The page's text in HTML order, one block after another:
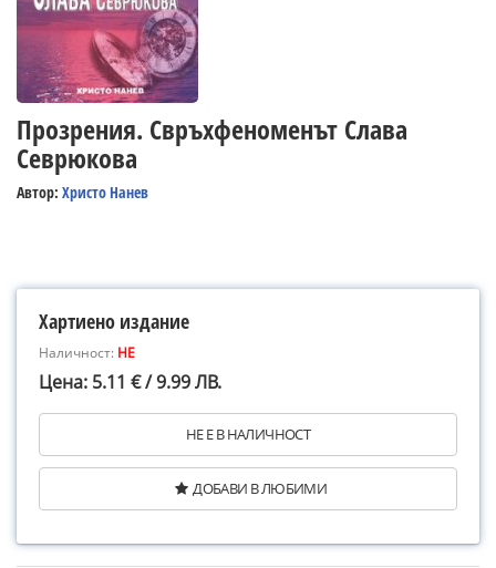
Прозрения. Свръхфеноменът Слава
Севрюкова
Автор: Христо Нанев
Хартиено издание
Наличност: НЕ
Цена: 5.11 € / 9.99 ЛВ.
НЕ Е В НАЛИЧНОСТ
ДОБАВИ В ЛЮБИМИ